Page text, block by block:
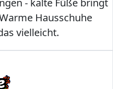
- kalte Füße bringt
Hausschuhe
vielleicht.